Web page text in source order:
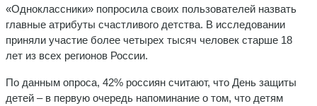
«Одноклассники» попросила своих пользователей назвать
главные атрибуты счастливого детства. В исследовании
приняли участие более четырех тысяч человек старше 18
лет из всех регионов России.
По данным опроса, 42% россиян считают, что День защиты
детей – в первую очередь напоминание о том, что детям